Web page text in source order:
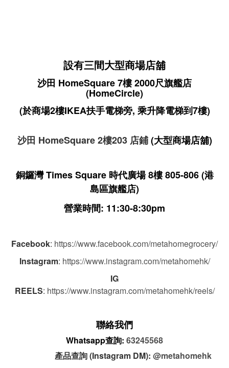
設有三間大型商場店舖
沙田 HomeSquare 7樓 2000尺旗艦店
(HomeCircle)
(於商場2樓IKEA扶手電梯旁, 乘升降電梯到7樓)
沙田 HomeSquare 2樓203 店鋪(大型商場店舖)
銅鑼灣 Times Square 時代廣場 8樓 805-806(港
島區旗艦店)
營業時間: 11:30-8:30pm
Facebook: https://www.facebook.com/metahomegrocery/
Instagram: https://www.instagram.com/metahomehk/
IG
REELS: https://www.instagram.com/metahomehk/reels/
聯絡我們
Whatsapp查詢: 63245568
產品查詢 (Instagram DM): @metahomehk